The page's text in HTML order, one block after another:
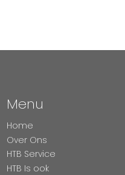
Menu
Home
Over Ons
HTB Service
HTB Is ook